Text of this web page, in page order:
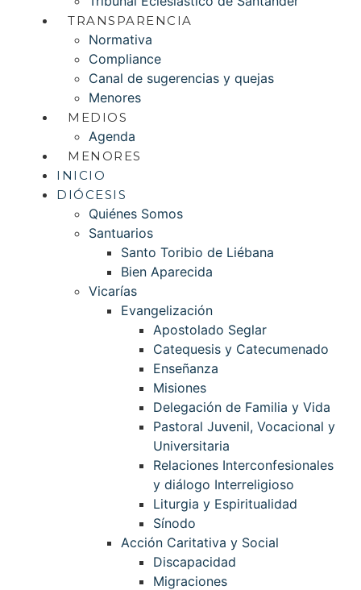
TRANSPARENCIA
Normativa
Compliance
Canal de sugerencias y quejas
Menores
MEDIOS
Agenda
MENORES
INICIO
DIÓCESIS
Quiénes Somos
Santuarios
Santo Toribio de Liébana
Bien Aparecida
Vicarías
Evangelización
Apostolado Seglar
Catequesis y Catecumenado
Enseñanza
Misiones
Delegación de Familia y Vida
Pastoral Juvenil, Vocacional y
Universitaria
Relaciones Interconfesionales
y diálogo Interreligioso
Liturgia y Espiritualidad
Sínodo
Acción Caritativa y Social
Discapacidad
Migraciones